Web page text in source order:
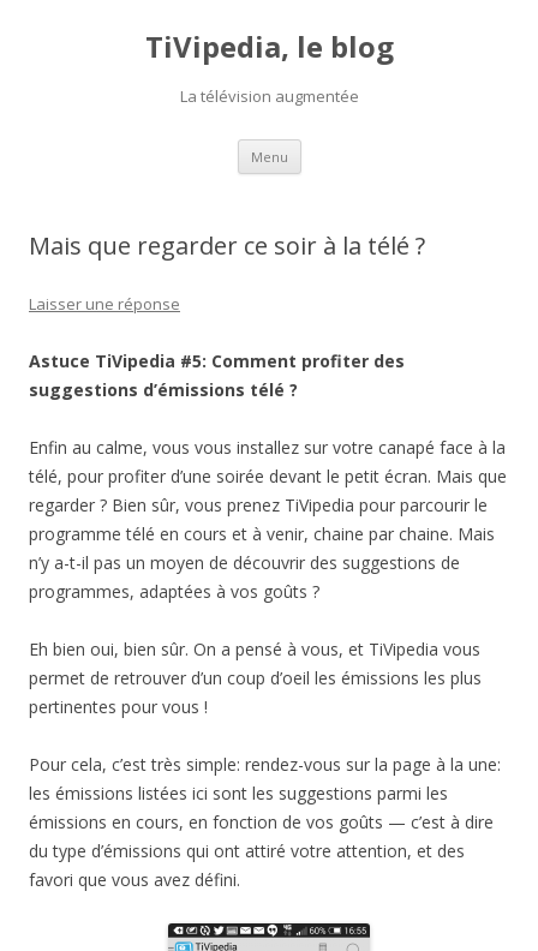
TiVipedia, le blog
La télévision augmentée
Menu Aller au contenu principal
Mais que regarder ce soir à la télé ?
Laisser une réponse
Astuce TiVipedia #5: Comment profiter des
suggestions d’émissions télé ?
Enfin au calme, vous vous installez sur votre canapé face à la
télé, pour profiter d’une soirée devant le petit écran. Mais que
regarder ? Bien sûr, vous prenez TiVipedia pour parcourir le
programme télé en cours et à venir, chaine par chaine. Mais
n’y a-t-il pas un moyen de découvrir des suggestions de
programmes, adaptées à vos goûts ?
Eh bien oui, bien sûr. On a pensé à vous, et TiVipedia vous
permet de retrouver d’un coup d’oeil les émissions les plus
pertinentes pour vous !
Pour cela, c’est très simple: rendez-vous sur la page à la une:
les émissions listées ici sont les suggestions parmi les
émissions en cours, en fonction de vos goûts — c’est à dire
du type d’émissions qui ont attiré votre attention, et des
favori que vous avez défini.